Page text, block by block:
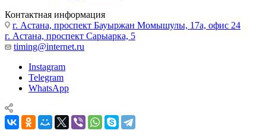
Контактная информация
г. Астана, проспект Бауыржан Момышулы, 17а, офис 24
г. Астана, проспект Сарыарка, 5
timing@internet.ru
Instagram
Telegram
WhatsApp